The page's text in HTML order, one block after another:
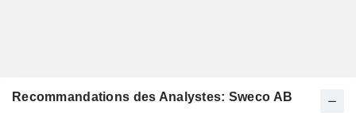
Recommandations des Analystes: Sweco AB